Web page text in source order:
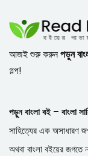
আজই শুরু করুনপড়ুন
গল্প!
পড়ুন বাংলা বই – বাংলা
সাহিত্যের এক অসাধারণ
অথবা বাংলা বইয়ের জগতে